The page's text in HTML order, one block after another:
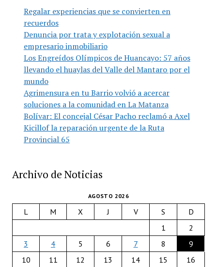
Regalar experiencias que se convierten en
recuerdos
Denuncia por trata y explotación sexual a
empresario inmobiliario
Los Engreídos Olímpicos de Huancayo: 57 años
llevando el huaylas del Valle del Mantaro por el
mundo
Agrimensura en tu Barrio volvió a acercar
soluciones a la comunidad en La Matanza
Bolívar: El concejal César Pacho reclamó a Axel
Kicillof la reparación urgente de la Ruta
Provincial 65
Archivo de Noticias
AGOSTO 2026
L M X J V S
D
1
2
3
4 5 6 7 8
9
10
11 12 13 14 15
16